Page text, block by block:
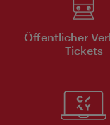
Öffentlicher
Tickets